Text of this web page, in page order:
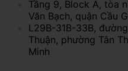
Tầng 9, Block A, tòa
Văn Bạch, quận Cầu
L29B-31B-33B,
Thuận, phường Tân
Minh